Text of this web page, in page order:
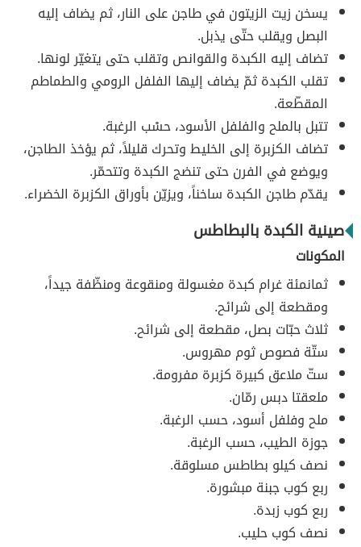
يسخن زيت الزيتون في طاجن على النار، ثم يضاف إليه
البصل ويقلب حتّى يذبل.
تضاف إليه الكبدة والقوانص وتقلب حتى يتغيّر لونها.
تقلب الكبدة ثمّ يضاف إليها الفلفل الرومي والطماطم
المقطّعة.
تتبل بالملح والفلفل الأسود، حسْب الرغبة.
تضاف الكزبرة إلى الخليط وتحرك قليلاً، ثم يؤخذ الطاجن،
ويوضع في الفرن حتى تنضج الكبدة وتتحمّر.
يقدّم طاجن الكبدة ساخناً، ويزيّن بأوراق الكزبرة الخضراء.
صينية الكبدة بالبطاطس
المكونات
ثمانمئة غرام كبدة مغسولة ومنقوعة ومنظّفة جيداً،
ومقطعة إلى شرائح.
ثلاث حبّات بصل، مقطعة إلى شرائح.
ستّة فصوص ثوم مهروس.
ستّ ملاعق كبيرة كزبرة مفرومة.
ملعقتا دبس رمّان.
ملح وفلفل أسود، حسب الرغبة.
جوزة الطيب، حسب الرغبة.
نصف كيلو بطاطس مسلوقة.
ربع كوب جبنة مبشورة.
ربع كوب زبدة.
نصف كوب حليب.